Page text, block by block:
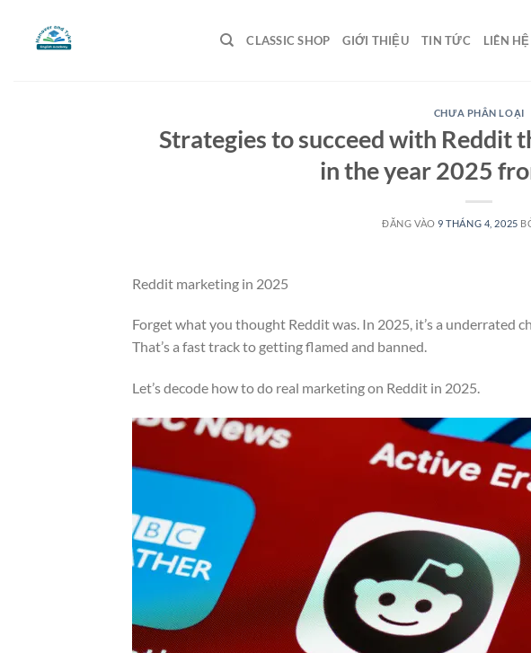
CLASSIC SHOP GIỚI THIỆU TIN TỨC LIÊN HỆ
CHƯA PHÂN LOẠI
Strategies to succeed with Reddit
in the year 2025
ĐĂNG VÀO9 THÁNG 4, 2025
Reddit marketing in 2025
Forget what you thought Reddit was. In 2025, it’s a underrated
That’s a fast track to getting flamed and banned.
Let’s decode how to do real marketing on Reddit in 2025.